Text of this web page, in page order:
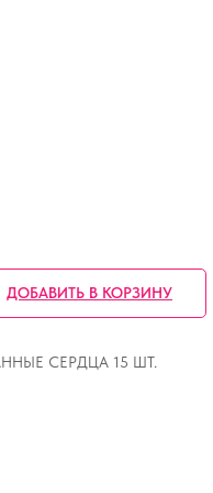
ДОБАВИТЬ В КОРЗИНУ
СЕРДЦА 15 ШТ.